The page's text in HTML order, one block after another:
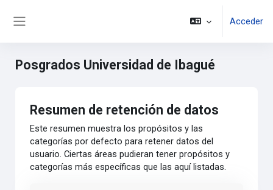
Acceder
Posgrados Universidad de Ibagué
Resumen de retención de datos
Este resumen muestra los propósitos y las
categorías por defecto para retener datos del
usuario. Ciertas áreas pudieran tener propósitos y
categorías más específicas que las aquí listadas.